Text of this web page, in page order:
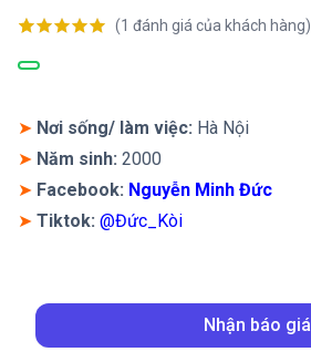
dựa trên
(1 đánh giá của khách hàng)
➤ Nơi sống/ làm việc: Hà Nội
➤ Năm sinh: 2000
➤ Facebook: Nguyễn Minh Đức
➤ Tiktok: @Đức_Kòi
Nhận báo giá